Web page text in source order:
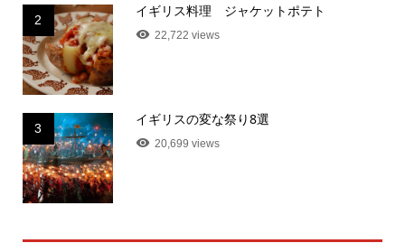
2
イギリス料理 ジャケットポテト
22,722 views
3
イギリスの変な祭り8選
20,699 views